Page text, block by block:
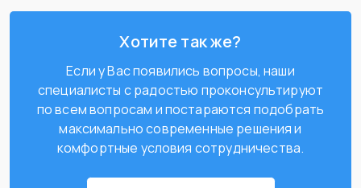
Хотите так же?
Если у Вас появились вопросы, наши
специалисты с радостью проконсультируют
по всем вопросам и постараются подобрать
максимально современные решения и
комфортные условия сотрудничества.